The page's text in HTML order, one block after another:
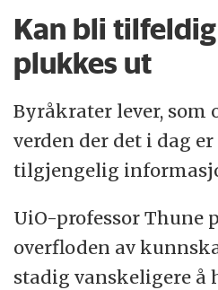
Kan bli
plukkes ut
Byråkrater lever, som
verden der det i dag
tilgjengelig
UiO-professor Thune
overfloden av
stadig vanskeligere å